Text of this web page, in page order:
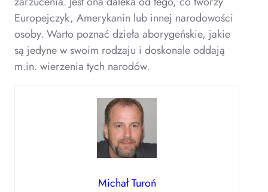
Europejczyk, Amerykanin lub innej narodowości
osoby. Warto poznać dzieła aborygeńskie, jakie
są jedyne w swoim rodzaju i doskonale oddają
m.in. wierzenia tych narodów.
Michał Turoń